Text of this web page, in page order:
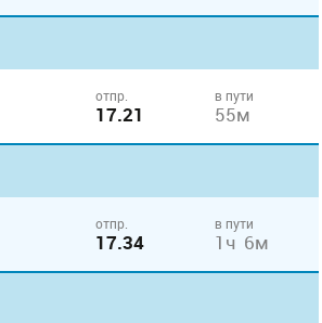
отпр.
17.21
в пути
55м
отпр.
17.34
в пути
1ч 6м